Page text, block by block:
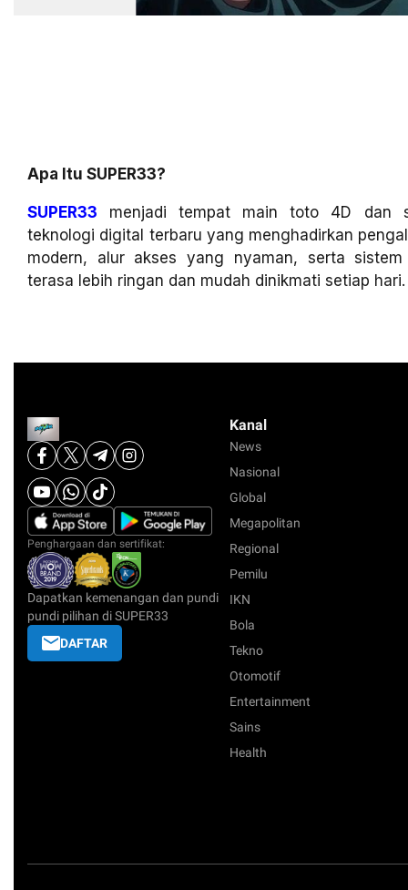
Apa Itu SUPER33?
SUPER33 menjadi tempat main toto 4D dan
teknologi digital terbaru yang menghadirkan
modern, alur akses yang nyaman, serta
terasa lebih ringan dan mudah dinikmati setiap hari.
Penghargaan dan sertifikat:
Dapatkan kemenangan dan pundi
pundi pilihan di SUPER33
DAFTAR
Kanal
News
Nasional
Global
Megapolitan
Regional
Pemilu
IKN
Bola
Tekno
Otomotif
Entertainment
Sains
Health